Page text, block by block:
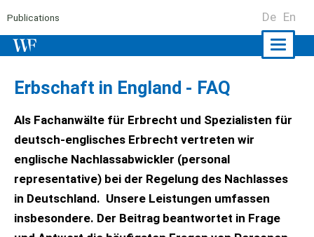
Publications De En
Erbschaft in England - FAQ
Als Fachanwälte für Erbrecht und Spezialisten für
deutsch-englisches Erbrecht vertreten wir
englische Nachlassabwickler (personal
representative) bei der Regelung des Nachlasses
in Deutschland. Unsere Leistungen umfassen
insbesondere. Der Beitrag beantwortet in Frage